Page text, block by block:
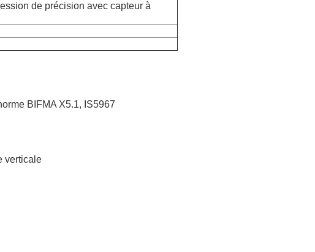
de précision avec capteur à
BIFMA X5.1, IS5967
verticale